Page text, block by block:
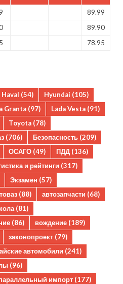
89.99
89.90
78.95
Haval (54) Hyundai (105)
Granta (97) Lada Vesta (91)
Toyota (78)
(706) Безопасность (209)
ОСАГО (49) ПДД (136)
и рейтинги (317)
Экзамен (57)
(88) автозапчасти (68)
(81)
(86) вождение (189)
законопроект (79)
автомобили (241)
(96)
импорт (177)